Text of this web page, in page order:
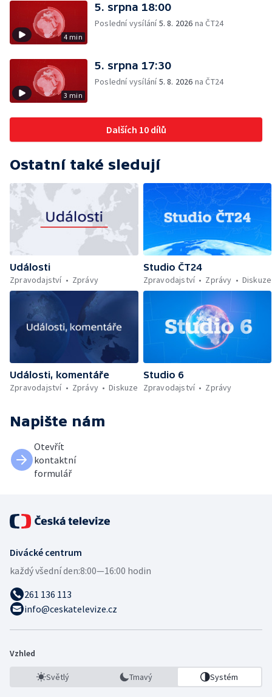
4 min
5. srpna 18:00
Poslední vysílání5. 8. 2026 na ČT24
3 min
5. srpna 17:30
Poslední vysílání5. 8. 2026 na ČT24
Dalších 10 dílů
Ostatní také sledují
Události
Zpravodajství
Zprávy
Studio ČT24
Zpravodajství
Zprávy Diskuze
Události, komentáře
Zpravodajství
Zprávy Diskuze
Studio 6
Zpravodajství
Zprávy
Napište nám
Otevřít
kontaktní
formulář
Divácké centrum
každý všední den:8:00—16:00 hodin
261 136 113
info@ceskatelevize.cz
Vzhled
Světlý Tmavý Systém